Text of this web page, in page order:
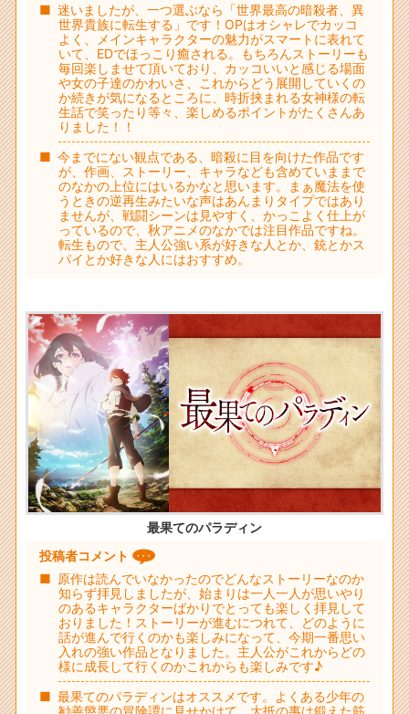
迷いましたが、一つ選ぶなら「世界最高の暗殺者、異
世界貴族に転生する」です！OPはオシャレでカッコ
よく、メインキャラクターの魅力がスマートに表れて
いて、EDでほっこり癒される。もちろんストーリーも
毎回楽しませて頂いており、カッコいいと感じる場面
や女の子達のかわいさ、これからどう展開していくの
か続きが気になるところに、時折挟まれる女神様の転
生話で笑ったり等々、楽しめるポイントがたくさんあ
りました！！
今までにない観点である、暗殺に目を向けた作品です
が、作画、ストーリー、キャラなども含めていままで
のなかの上位にはいるかなと思います。まぁ魔法を使
うときの逆再生みたいな声はあんまりタイプではあり
ませんが、戦闘シーンは見やすく、かっこよく仕上が
っているので、秋アニメのなかでは注目作品ですね。
転生もので、主人公強い系が好きな人とか、銃とかス
パイとか好きな人にはおすすめ。
最果てのパラディン
投稿者コメント
原作は読んでいなかったのでどんなストーリーなのか
知らず拝見しましたが、始まりは一人一人が思いやり
のあるキャラクターばかりでとっても楽しく拝見して
おりました！ストーリーが進むにつれて、どのように
話が進んで行くのかも楽しみになって、今期一番思い
入れの強い作品となりました。主人公がこれからどの
様に成長して行くのかこれからも楽しみです♪
最果てのパラディンはオススメです。よくある少年の